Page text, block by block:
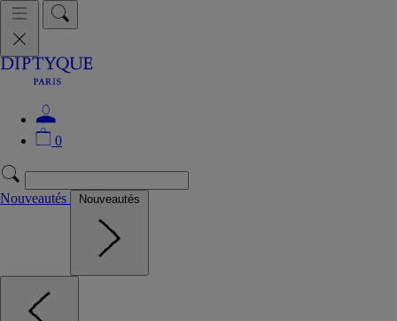
0
Nouveautés Nouveautés